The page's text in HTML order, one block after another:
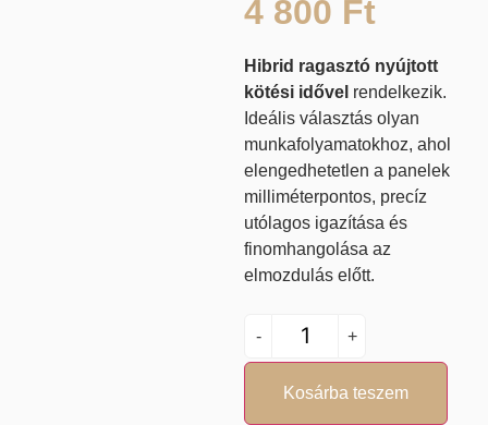
4 800 Ft
Hibrid ragasztó nyújtott
kötési idővel rendelkezik.
Ideális választás olyan
munkafolyamatokhoz, ahol
elengedhetetlen a panelek
milliméterpontos, precíz
utólagos igazítása és
finomhangolása az
elmozdulás előtt.
- +
Kosárba teszem